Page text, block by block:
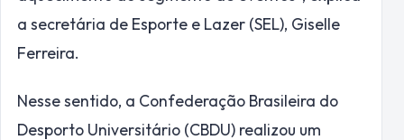
a secretária de Esporte e Lazer (SEL), Giselle
Ferreira.
Nesse sentido, a Confederação Brasileira do
Desporto Universitário (CBDU) realizou um